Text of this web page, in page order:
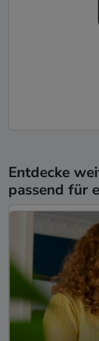
Entdecke
passend für